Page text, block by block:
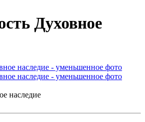
Духовное
наследие